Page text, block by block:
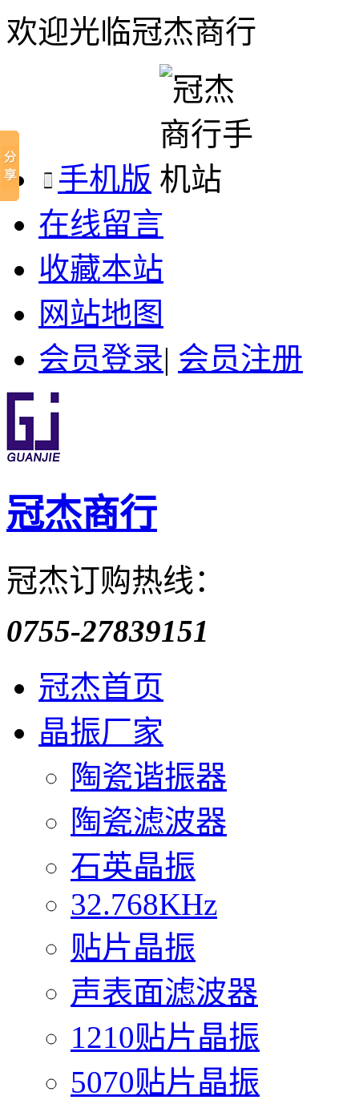
欢迎光临冠杰商行
手机版
在线留言
收藏本站
网站地图
会员登录| 会员注册
冠杰商行
冠杰订购热线：
0755-27839151
冠杰首页
晶振厂家
陶瓷谐振器
陶瓷滤波器
石英晶振
32.768KHz
贴片晶振
声表面滤波器
1210贴片晶振
5070贴片晶振